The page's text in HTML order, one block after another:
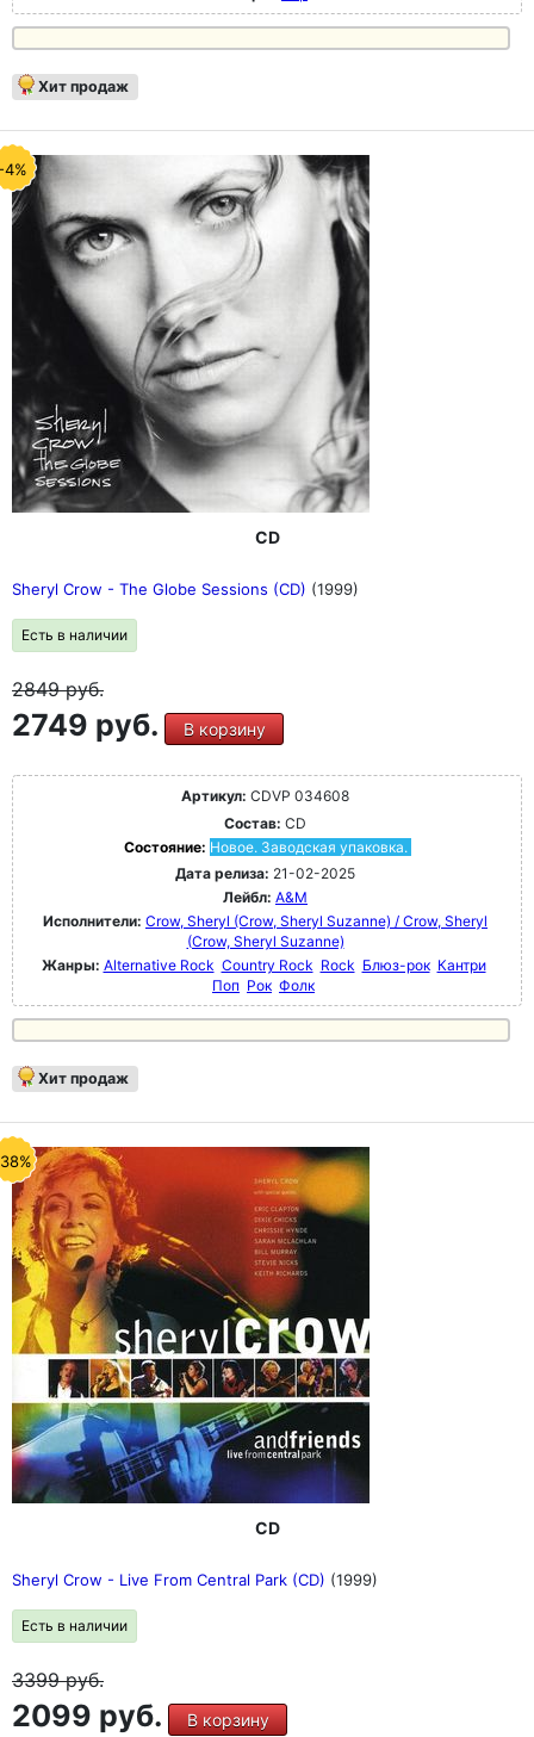
Хит продаж
4%
CD
Sheryl Crow - The Globe Sessions (CD) (1999)
Есть в наличии
2849руб.
2749 руб. В корзину
Артикул: CDVP 034608
Состав: CD
Состояние: Новое. Заводская упаковка.
Дата релиза: 21-02-2025
Лейбл: A&M
Исполнители: Crow, Sheryl (Crow, Sheryl Suzanne) / Crow, Sheryl
(Crow, Sheryl Suzanne)
Жанры: Alternative Rock Country Rock Rock Блюз-рок Кантри
Поп Рок Фолк
Хит продаж
CD
Sheryl Crow - Live From Central Park (CD) (1999)
Есть в наличии
3399руб.
2099 руб. В корзину